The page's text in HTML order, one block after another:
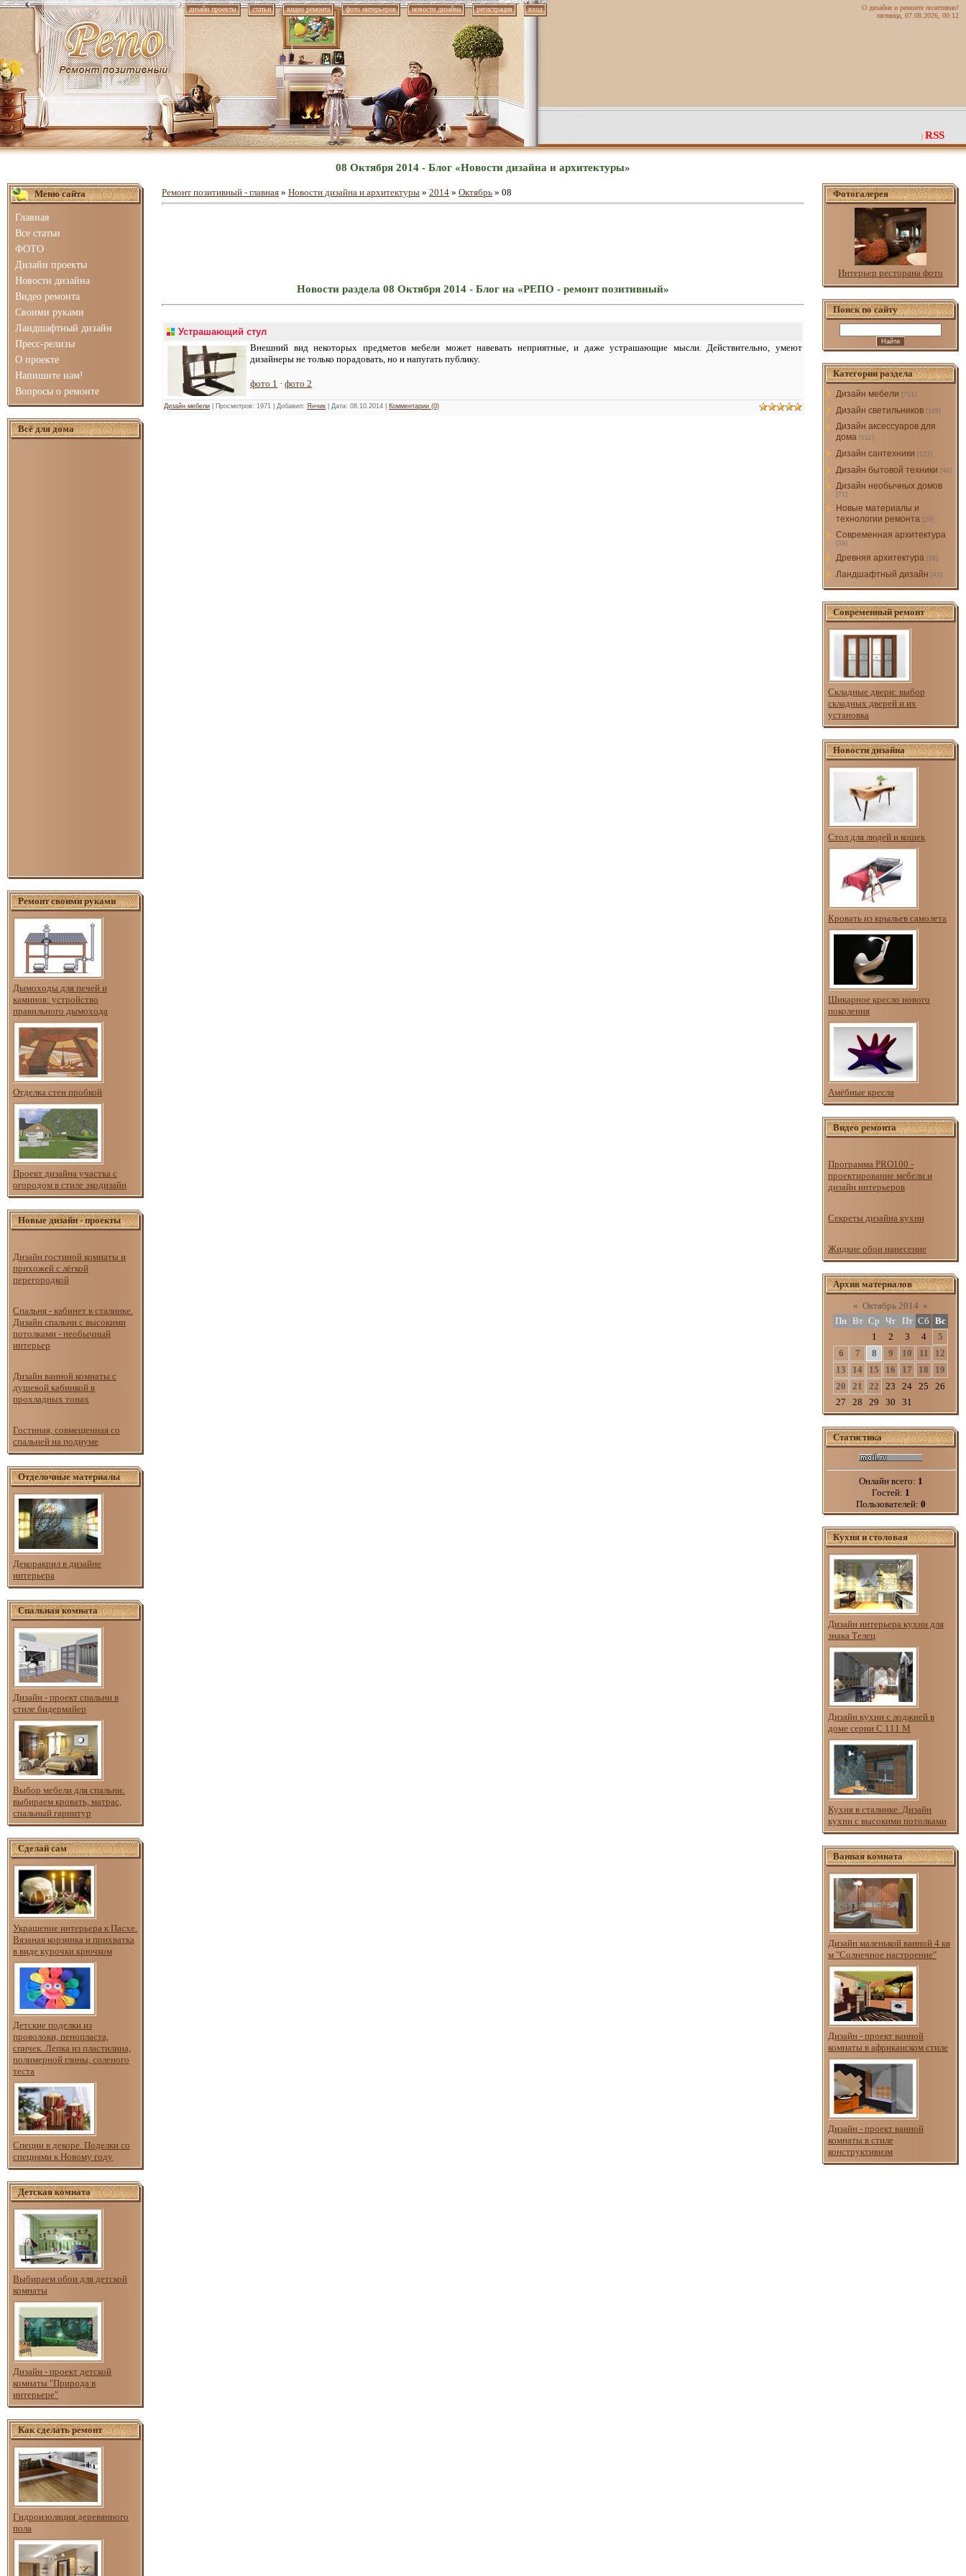
дизайн проекты статьи видео ремонта фото интерьеров новости дизайна регистрация вход
О дизайне и ремонте позитивно!
пятница, 07.08.2026, 00:12
| RSS
08 Октября 2014 - Блог «Новости дизайна и архитектуры»
Меню сайта
Главная
Все статьи
ФОТО
Дизайн проекты
Новости дизайна
Видео ремонта
Своими руками
Ландшафтный дизайн
Пресс-релизы
О проекте
Напишите нам!
Вопросы о ремонте
Всё для дома
Ремонт своими руками
Дымоходы для печей и
каминов: устройство
правильного дымохода
Отделка стен пробкой
Проект дизайна участка с
огородом в стиле экодизайн
Новые дизайн - проекты
Дизайн гостиной комнаты и
прихожей с лёгкой
перегородкой
Спальня - кабинет в сталинке.
Дизайн спальни с высокими
потолками - необычный
интерьер
Дизайн ванной комнаты с
душевой кабинкой в
прохладных тонах
Гостиная, совмещенная со
спальней на подиуме
Отделочные материалы
Декоракрил в дизайне
интерьера
Спальная комната
Дизайн - проект спальни в
стиле бидермайер
Выбор мебели для спальни:
выбираем кровать, матрас,
спальный гарнитур
Сделай сам
Украшение интерьера к Пасхе.
Вязаная корзинка и прихватка
в виде курочки крючком
Детские поделки из
проволоки, пенопласта,
спичек. Лепка из пластилина,
полимерной глины, соленого
теста
Специи в декоре. Поделки со
специями к Новому году
Детская комната
Выбираем обои для детской
комнаты
Дизайн - проект детской
комнаты "Природа в
интерьере"
Как сделать ремонт
Гидроизоляция деревянного
пола
Ремонт позитивный - главная » Новости дизайна и архитектуры » 2014 » Октябрь » 08
Новости раздела 08 Октября 2014 - Блог на «РЕПО - ремонт позитивный»
Устрашающий стул
Внешний вид некоторых предметов мебели может навевать неприятные, и даже устрашающие мысли. Действительно, умеют
дизайнеры не только порадовать, но и напугать публику.
фото 1 · фото 2
Дизайн мебели | Просмотров: 1971 | Добавил: Янчик | Дата: 08.10.2014 Комментарии (0)
Фотогалерея
Интерьер ресторана фото
Поиск по сайту
Категории раздела
Дизайн мебели [751]
Дизайн светильников [149]
Дизайн аксессуаров для
дома [152]
Дизайн сантехники [123]
Дизайн бытовой техники [46]
Дизайн необычных домов
[71]
Новые материалы и
технологии ремонта [29]
Современная архитектура
[59]
Древняя архитектура [16]
Ландшафтный дизайн [43]
Современный ремонт
Складные двери: выбор
складных дверей и их
установка
Новости дизайна
Стол для людей и кошек
Кровать из крыльев самолета
Шикарное кресло нового
поколения
Амёбные кресла
Видео ремонта
Программа PRO100 -
проектирование мебели и
дизайн интерьеров
Секреты дизайна кухни
Жидкие обои нанесение
Архив материалов
« Октябрь 2014 »
Пн Вт Ср Чт Пт Сб Вс
1
2 3 4
5
6
7 8 9 10 11
12
13
14 15 16 17 18
19
20
21 22 23 24 25
26
27
28 29 30 31
Статистика
Онлайн всего: 1
Гостей: 1
Пользователей: 0
Кухня и столовая
Дизайн интерьера кухни для
знака Телец
Дизайн кухни с лоджией в
доме серии С 111 М
Кухня в сталинке. Дизайн
кухни с высокими потолками
Ванная комната
Дизайн маленькой ванной 4 кв
м "Солнечное настроение"
Дизайн - проект ванной
комнаты в африканском стиле
Дизайн - проект ванной
комнаты в стиле
конструктивизм